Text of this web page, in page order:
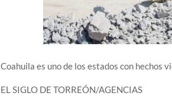
Coahuila es uno de los estados con hechos
EL SIGLO DE TORREÓN/AGENCIAS